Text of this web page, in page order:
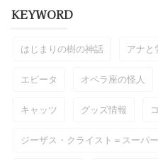
KEYWORD
はじまりの樹の神話 アナと
エビータ オペラ座の怪人
キャッツ グッズ情報
ジーザス・クライスト＝スーパ